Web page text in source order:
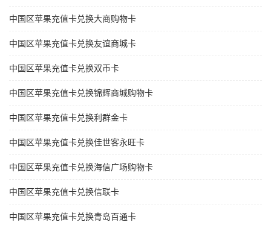
中国区苹果充值卡兑换大商购物卡
中国区苹果充值卡兑换友谊商城卡
中国区苹果充值卡兑换双币卡
中国区苹果充值卡兑换锦辉商城购物卡
中国区苹果充值卡兑换利群金卡
中国区苹果充值卡兑换佳世客永旺卡
中国区苹果充值卡兑换海信广场购物卡
中国区苹果充值卡兑换信联卡
中国区苹果充值卡兑换青岛百通卡